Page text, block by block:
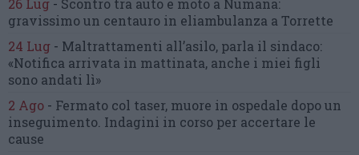
26 Lug - Scontro tra auto e moto a Numana:
gravissimo un centauro in eliambulanza a Torrette
24 Lug - Maltrattamenti all’asilo, parla il sindaco:
«Notifica arrivata in mattinata, anche i miei figli
sono andati lì»
2 Ago - Fermato col taser, muore in ospedale dopo un
inseguimento. Indagini in corso per accertare le
cause